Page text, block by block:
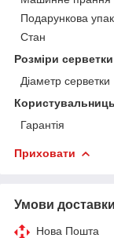
Подарункова
Стан
Розміри серветки
Діаметр серветки
Гарантія
Приховати
Умови доставки
Нова Пошта